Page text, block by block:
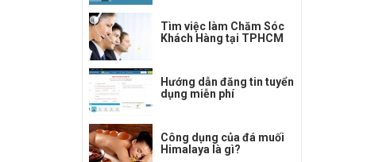
Tìm việc làm Chăm Sóc
Khách Hàng tại TPHCM
Hướng dẫn đăng tin tuyển
dụng miễn phí
Công dụng của đá muối
Himalaya là gì?